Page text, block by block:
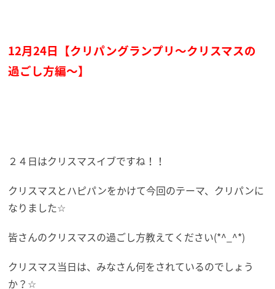
12月24日【クリパングランプリ～クリスマスの
過ごし方編～】
２４日はクリスマスイブですね！！
クリスマスとハピパンをかけて今回のテーマ、クリパンに
なりました☆
皆さんのクリスマスの過ごし方教えてください(*^_^*)
クリスマス当日は、みなさん何をされているのでしょう
か？☆